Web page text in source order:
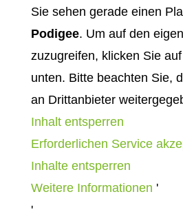
Sie sehen gerade einen
Podigee. Um auf den
zuzugreifen, klicken Sie
unten. Bitte beachten Sie,
an Drittanbieter
Inhalt entsperren
Erforderlichen Service
Inhalte entsperren
Weitere Informationen '
'